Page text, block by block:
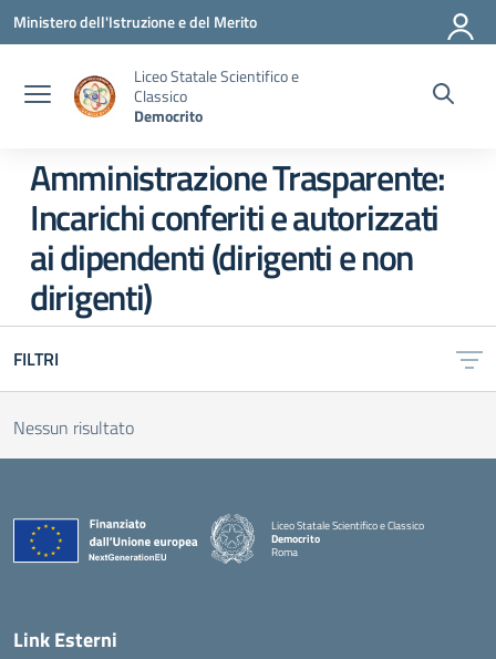
Vai ai contenuti
Vai al menu di navigazione
Vai al footer
Ministero dell'Istruzione e del Merito
Liceo Statale Scientifico e
Classico
Democrito
Amministrazione Trasparente:
Incarichi conferiti e autorizzati
ai dipendenti (dirigenti e non
dirigenti)
FILTRI
Nessun risultato
Liceo Statale Scientifico e Classico
Democrito
Roma
Link Esterni